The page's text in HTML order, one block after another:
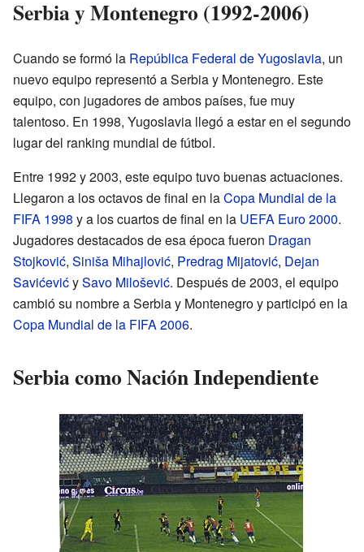
Serbia y Montenegro (1992-2006)
Cuando se formó la República Federal de Yugoslavia, un
nuevo equipo representó a Serbia y Montenegro. Este
equipo, con jugadores de ambos países, fue muy
talentoso. En 1998, Yugoslavia llegó a estar en el segundo
lugar del ranking mundial de fútbol.
Entre 1992 y 2003, este equipo tuvo buenas actuaciones.
Llegaron a los octavos de final en laCopa Mundial de la
FIFA 1998 y a los cuartos de final en la UEFA Euro 2000.
Jugadores destacados de esa época fueron Dragan
Stojković, Siniša Mihajlović, Predrag Mijatović, Dejan
SavićevićySavo Milošević. Después de 2003, el equipo
cambió su nombre a Serbia y Montenegro y participó en la
Copa Mundial de la FIFA 2006.
Serbia como Nación Independiente